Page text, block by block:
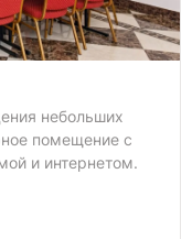
небольших
помещение с
и интернетом.